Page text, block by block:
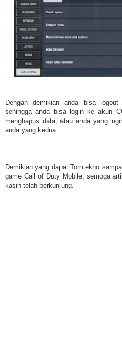
Dengan demikian anda bisa
sehingga anda bisa login ke akun
menghapus data, atau anda yang
anda yang kedua.
Demikian yang dapat Tomtekno
game Call of Duty Mobile, semoga
kasih telah berkunjung.